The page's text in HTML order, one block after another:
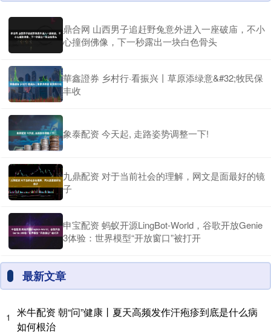
鼎合网 山西男子追赶野兔意外进入一座破庙，不小
心撞倒佛像，下一秒露出一块白色骨头
華鑫證券 乡村行·看振兴丨草原添绿意&#32;牧民保
丰收
象泰配资 今天起, 走路姿势调整一下!
九鼎配资 对于当前社会的理解，网文是面最好的镜
子
申宝配资 蚂蚁开源LingBot-World，谷歌开放Genie
3体验：世界模型“开放窗口”被打开
最新文章
1
米牛配资 朝“问”健康丨夏天高频发作汗疱疹到底是什么病
如何根治